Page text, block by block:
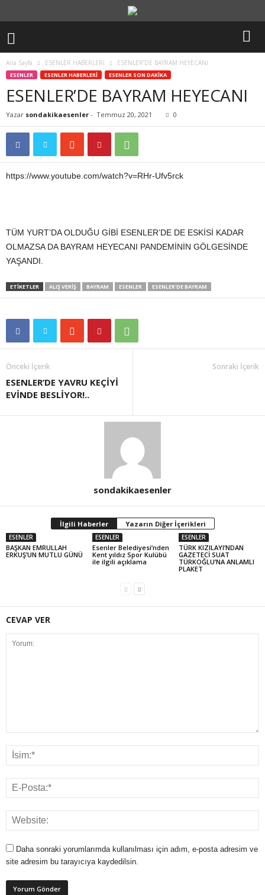
Ana Sayfa ESENLER HABERLERİ ESENLER’DE BAYRAM HEYECANI
ESENLER ESENLER HABERLERİ ESENLER SON DAKİKA
ESENLER’DE BAYRAM HEYECANI
Yazar sondakikaesenler - Temmuz 20, 2021 0
https://www.youtube.com/watch?v=RHr-Ufv5rck
TÜM YURT’DA OLDUĞU GİBİ ESENLER’DE DE ESKİSİ KADAR
OLMAZSA DA BAYRAM HEYECANI PANDEMİNİN GÖLGESİNDE
YAŞANDI.
ETIKETLER ALIŞ VERIŞ BAYRAM ESENLER ESENLER'DE BAYRAM
Önceki İçerik
ESENLER’DE YAVRU KEÇİYİ
EVİNDE BESLİYOR!..
Sonraki İçerik
sondakikaesenler
İlgili Haberler Yazarın Diğer İçerikleri
ESENLER
BAŞKAN EMRULLAH
ERKUŞ’UN MUTLU GÜNÜ
ESENLER
Esenler Belediyesi’nden
Kent yıldız Spor Kulübü
ile ilgili açıklama
ESENLER
TÜRK KIZILAYI’NDAN
GAZETECİ SUAT
TÜRKOĞLU’NA ANLAMLI
PLAKET
CEVAP VER
Daha sonraki yorumlarımda kullanılması için adım, e-posta adresim ve
site adresim bu tarayıcıya kaydedilsin.